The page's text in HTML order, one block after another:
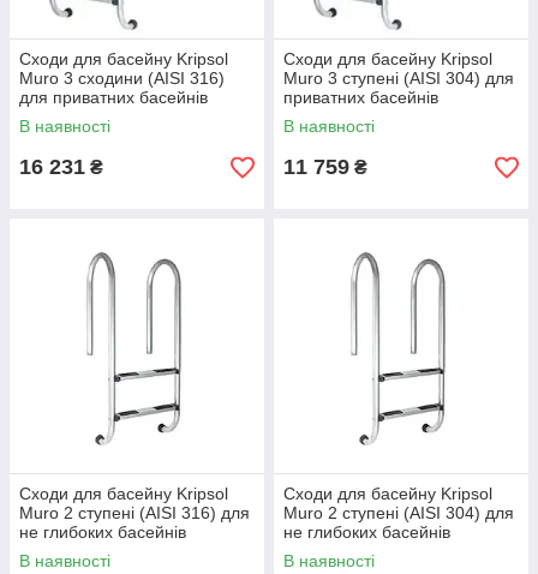
Сходи для басейну Kripsol
Muro 3 сходини (AISI 316)
для приватних басейнів
В наявності
16 231 ₴
Сходи для басейну Kripsol
Muro 3 ступені (AISI 304) для
приватних басейнів
В наявності
11 759 ₴
Сходи для басейну Kripsol
Muro 2 ступені (AISI 316) для
не глибоких басейнів
В наявності
Сходи для басейну Kripsol
Muro 2 ступені (AISI 304) для
не глибоких басейнів
В наявності